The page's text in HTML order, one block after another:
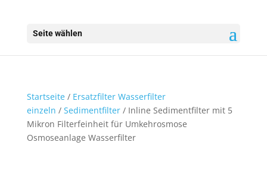
Seite wählen
Startseite/ Ersatzfilter Wasserfilter
einzeln / Sedimentfilter/ Inline Sedimentfilter mit 5
Mikron Filterfeinheit für Umkehrosmose
Osmoseanlage Wasserfilter